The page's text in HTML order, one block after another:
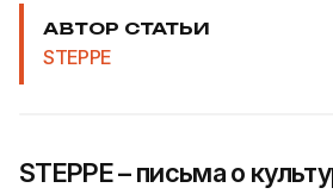
АВТОР СТАТЬИ
STEPPE
STEPPE – письма о